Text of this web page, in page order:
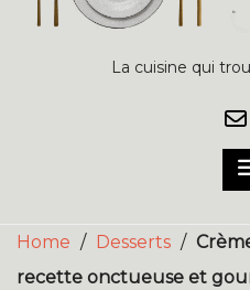
content
La cuisine qui
Home / Desserts /
recette onctueuse et